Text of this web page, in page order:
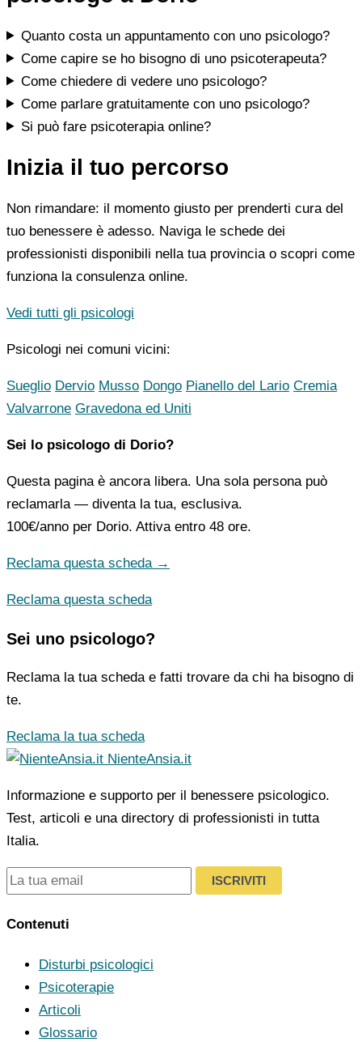
Quanto costa un appuntamento con uno psicologo?
Come capire se ho bisogno di uno psicoterapeuta?
Come chiedere di vedere uno psicologo?
Come parlare gratuitamente con uno psicologo?
Si può fare psicoterapia online?
Inizia il tuo percorso
Non rimandare: il momento giusto per prenderti cura del
tuo benessere è adesso. Naviga le schede dei
professionisti disponibili nella tua provincia o scopri come
funziona la consulenza online.
Vedi tutti gli psicologi
Psicologi nei comuni vicini:
Sueglio Dervio Musso Dongo Pianello del Lario Cremia
Valvarrone Gravedona ed Uniti
Sei lo psicologo di Dorio?
Questa pagina è ancora libera. Una sola persona può
reclamarla — diventa la tua, esclusiva.
100€/anno per Dorio. Attiva entro 48 ore.
Reclama questa scheda →
Reclama questa scheda
Sei uno psicologo?
Reclama la tua scheda e fatti trovare da chi ha bisogno di
te.
Reclama la tua scheda
NienteAnsia.it
Informazione e supporto per il benessere psicologico.
Test, articoli e una directory di professionisti in tutta
Italia.
ISCRIVITI
Contenuti
Disturbi psicologici
Psicoterapie
Articoli
Glossario